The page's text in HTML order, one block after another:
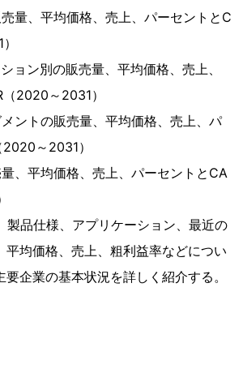
量、平均価格、売上、パーセントとC
ョン別の販売量、平均価格、売上、
2020～2031）
ントの販売量、平均価格、売上、パ
～2031）
、平均価格、売上、パーセントとCA
製品仕様、アプリケーション、最近の
平均価格、売上、粗利益率などについ
企業の基本状況を詳しく紹介する。